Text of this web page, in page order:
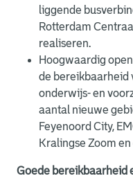
liggende
Rotterdam
realiseren.
Hoogwaardig
de bereikbaarheid
onderwijs- en
aantal nieuwe
Feyenoord City,
Kralingse Zoom
Goede bereikbaarheid